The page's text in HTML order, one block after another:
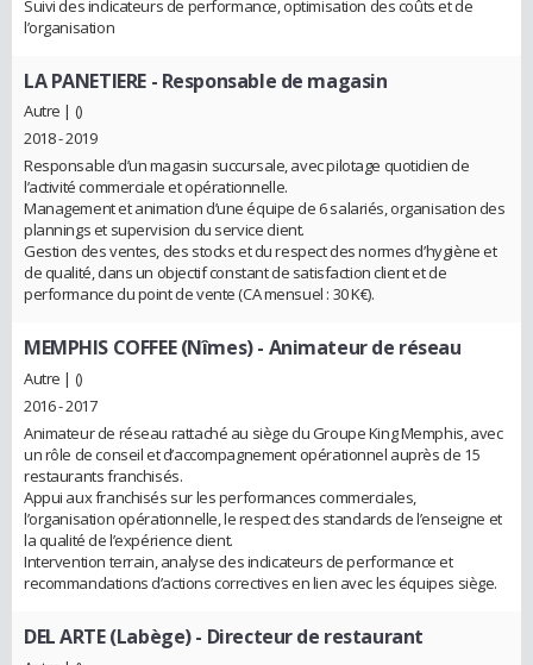
Suivi des indicateurs de performance, optimisation des coûts et de
l’organisation
LA PANETIERE- Responsable de magasin
Autre | ()
2018 - 2019
Responsable d’un magasin succursale, avec pilotage quotidien de
l’activité commerciale et opérationnelle.
Management et animation d’une équipe de 6 salariés, organisation des
plannings et supervision du service client.
Gestion des ventes, des stocks et du respect des normes d’hygiène et
de qualité, dans un objectif constant de satisfaction client et de
performance du point de vente (CA mensuel : 30 K€).
MEMPHIS COFFEE (Nîmes)- Animateur de réseau
Autre | ()
2016 - 2017
Animateur de réseau rattaché au siège du Groupe King Memphis, avec
un rôle de conseil et d’accompagnement opérationnel auprès de 15
restaurants franchisés.
Appui aux franchisés sur les performances commerciales,
l’organisation opérationnelle, le respect des standards de l’enseigne et
la qualité de l’expérience client.
Intervention terrain, analyse des indicateurs de performance et
recommandations d’actions correctives en lien avec les équipes siège.
DEL ARTE (Labège)- Directeur de restaurant